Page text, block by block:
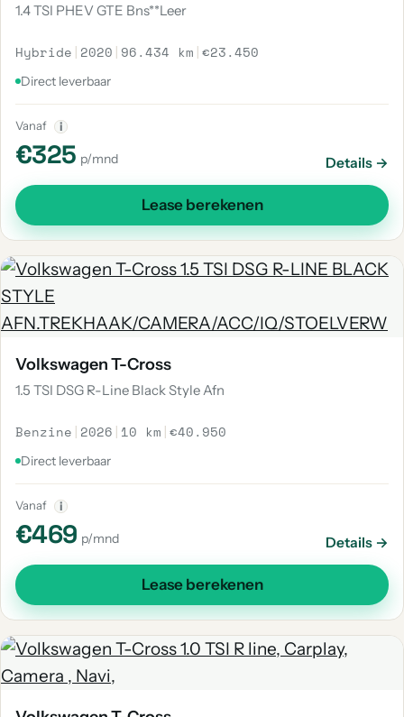
1.4 TSI PHEV GTE Bns**Leer
Hybride | 2020 | 96.434 km |€23.450
Direct leverbaar
Vanaf i
€325 p/mnd Details →
Lease berekenen
Volkswagen T-Cross
1.5 TSI DSG R-Line Black Style Afn
Benzine | 2026 | 10 km |€40.950
Direct leverbaar
Vanaf i
€469 p/mnd Details →
Lease berekenen